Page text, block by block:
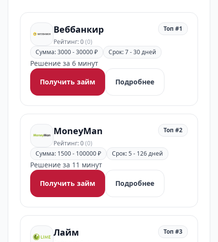
Веббанкир
Рейтинг: 0(0)
Топ #1
Сумма: 3000 - 30000 ₽ Срок: 7 - 30 дней
Решение за 6 минут
Получить займ
Подробнее
MoneyMan
Рейтинг: 0(0)
Топ #2
Сумма: 1500 - 100000 ₽ Срок: 5 - 126 дней
Решение за 11 минут
Получить займ
Подробнее
Лайм Топ #3